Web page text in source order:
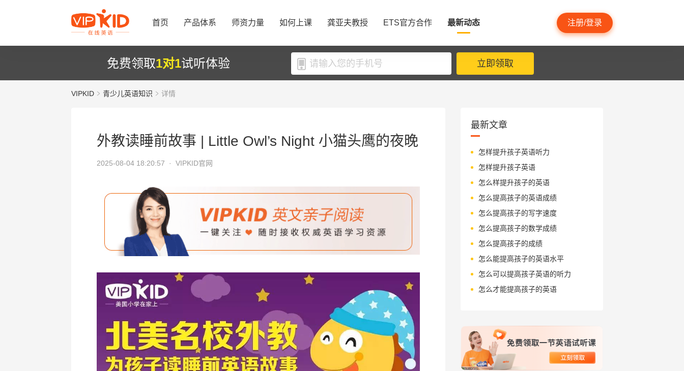
首页 产品体系 师资力量 如何上课 龚亚夫教授 ETS官方合作 最新动态 注册/登录
免费领取1对1试听体验 立即领取
VIPKID 青少儿英语知识 详情
外教读睡前故事 | Little Owl’s Night 小猫头鹰的夜晚
2025-08-04 18:20:57 · VIPKID官网
最新文章
怎样提升孩子英语听力
怎样提升孩子英语
怎么样提升孩子的英语
怎么提高孩子的英语成绩
怎么提高孩子的写字速度
怎么提高孩子的数学成绩
怎么提高孩子的成绩
怎么能提高孩子的英语水平
怎么可以提高孩子英语的听力
怎么才能提高孩子的英语